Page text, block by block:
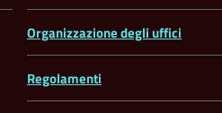
Organizzazione degli uffici
Regolamenti